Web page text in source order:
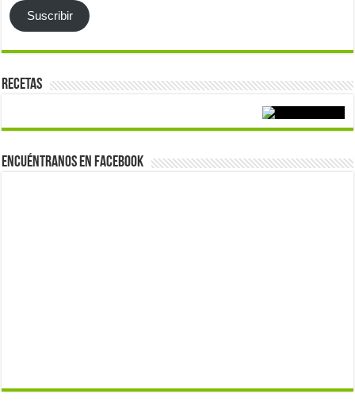
Suscribir
Recetas
Encuéntranos en Facebook